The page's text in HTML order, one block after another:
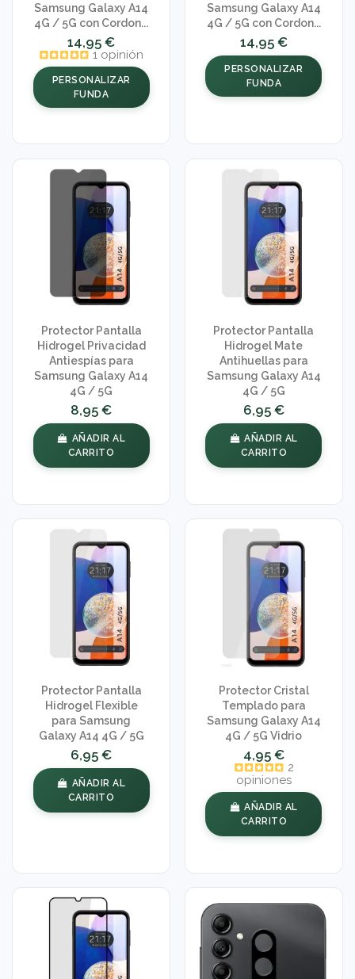
Samsung Galaxy A14
4G / 5G con Cordon...
14,95 €
1 opinión
PERSONALIZAR
FUNDA
Samsung Galaxy A14
4G / 5G con Cordon...
14,95 €
PERSONALIZAR
FUNDA
Protector Pantalla
Hidrogel Privacidad
Antiespías para
Samsung Galaxy A14
4G / 5G
8,95 €
AÑADIR AL
CARRITO
Protector Pantalla
Hidrogel Mate
Antihuellas para
Samsung Galaxy A14
4G / 5G
6,95 €
AÑADIR AL
CARRITO
Protector Pantalla
Hidrogel Flexible
para Samsung
Galaxy A14 4G / 5G
6,95 €
AÑADIR AL
CARRITO
Protector Cristal
Templado para
Samsung Galaxy A14
4G / 5G Vidrio
4,95 €
2
opiniones
AÑADIR AL
CARRITO